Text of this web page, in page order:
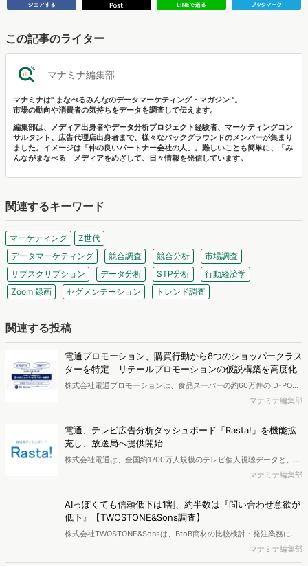
この記事のライター
マナミナ編集部
マナミナは" まなべるみんなのデータマーケティング・マガジン "。
市場の動向や消費者の気持ちをデータを調査して伝えます。
編集部は、メディア出身者やデータ分析プロジェクト経験者、マーケティングコン
サルタント、広告代理店出身者まで、様々なバックグラウンドのメンバーが集まり
ました。イメージは「仲の良いパートナー会社の人」。難しいことも簡単に、「み
んながまなべる」メディアをめざして、日々情報を発信しています。
関連するキーワード
マーケティング
Z世代
データマーケティング
競合調査 競合分析
市場調査
サブスクリプション
データ分析 STP分析
行動経済学
Zoom 録画
セグメンテーション トレンド調査
関連する投稿
電通プロモーション、購買行動から8つのショッパークラス
ターを特定 リテールプロモーションの仮説構築を高度化
株式会社電通プロモーションは、食品スーパーの約60万件のID-POS
データと生活者の定性データをAIで分析し、購買行動の特徴に基づい
た8つのショッパークラスターを特定しました。これにより購買時点
における生活者の意識や行動背景の把握が可能となり、リテールプロ
モーションにおけるプランニングの高速化と高精度化を実現できると
いいます。
マナミナ編集部
電通、テレビ広告分析ダッシュボード「Rasta!」を機能拡
充し、放送局へ提供開始
株式会社電通は、全国約1700万人規模のテレビ個人視聴データと、独
自の大規模生活者意識調査データを掛け合わせて、テレビ広告のデー
タ集計や広告効果の分析ができるダッシュボード「Rasta!
（Resourceful Analysis System of TV Audience：ラスタ）」の機能
を拡充し、放送局への提供を開始したことを発表しました。
マナミナ編集部
AIっぽくても信頼低下は1割、約半数は『問い合わせ意欲が
低下』【TWOSTONE&Sons調査】
株式会社TWOSTONE&Sonsは、BtoB商材の比較検討・発注業務に携
わる担当者を対象に、コンテンツのAIっぽさに関する意識調査を実施
し、結果を公開しました。
マナミナ編集部